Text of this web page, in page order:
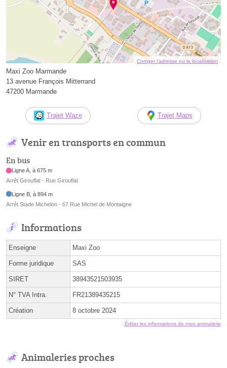
Corriger l’adresse ou la localisation
Maxi Zoo Marmande
13 avenue François Mitterrand
47200 Marmande
Trajet Waze Trajet Maps
Venir en transports en commun
En bus
Ligne A, à 675 m
Arrêt Girouflat - Rue Girouflat
Ligne B, à 894 m
Arrêt Stade Michelon - 67 Rue Michel de Montaigne
Informations
Enseigne Maxi Zoo
Forme juridique SAS
SIRET 38943521503935
N° TVA Intra. FR21389435215
Création 8 octobre 2024
Éditer les informations de mon animalerie
Animaleries proches